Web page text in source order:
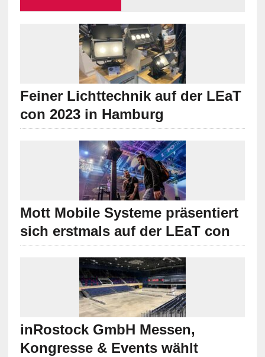
Feiner Lichttechnik auf der LEaT
con 2023 in Hamburg
Mott Mobile Systeme präsentiert
sich erstmals auf der LEaT con
inRostock GmbH Messen,
Kongresse & Events wählt